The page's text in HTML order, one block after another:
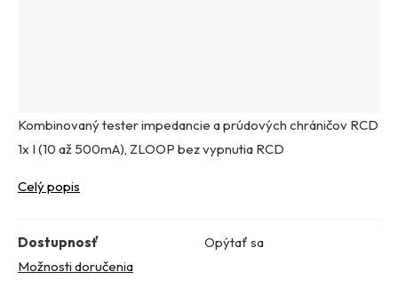
Kombinovaný tester impedancie a prúdových chráničov RCD
1x I (10 až 500mA), ZLOOP bez vypnutia RCD
Celý popis
Dostupnosť
Opýtať sa
Možnosti doručenia